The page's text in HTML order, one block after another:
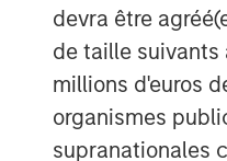
devra être
de taille suivants
millions d'euros
organismes
supranationales
About
Breitenfeld
specialty,